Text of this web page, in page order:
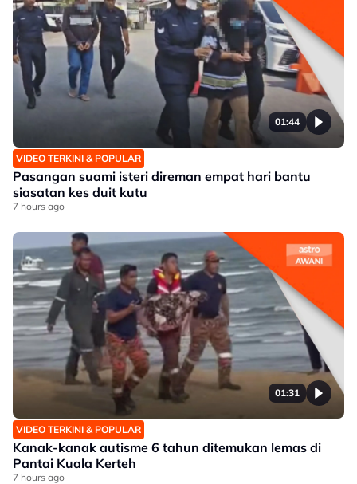
01:44
VIDEO TERKINI & POPULAR
Pasangan suami isteri direman empat hari bantu
siasatan kes duit kutu
7 hours ago
01:31
VIDEO TERKINI & POPULAR
Kanak-kanak autisme 6 tahun ditemukan lemas di
Pantai Kuala Kerteh
7 hours ago